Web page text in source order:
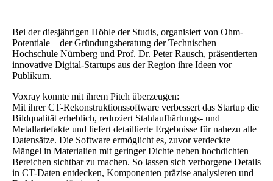
Bei der diesjährigen Höhle der Studis, organisiert von Ohm-
Potentiale – der Gründungsberatung der Technischen
Hochschule Nürnberg und Prof. Dr. Peter Rausch, präsentierten
innovative Digital-Startups aus der Region ihre Ideen vor
Publikum.
Voxray konnte mit ihrem Pitch überzeugen:
Mit ihrer CT-Rekonstruktionssoftware verbessert das Startup die
Bildqualität erheblich, reduziert Stahlaufhärtungs- und
Metallartefakte und liefert detaillierte Ergebnisse für nahezu alle
Datensätze. Die Software ermöglicht es, zuvor verdeckte
Mängel in Materialien mit geringer Dichte neben hochdichten
Bereichen sichtbar zu machen. So lassen sich verborgene Details
in CT-Daten entdecken, Komponenten präzise analysieren und